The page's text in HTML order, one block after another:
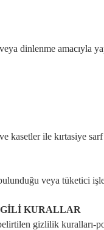
dinlenme amacıyla
ile kırtasiye
veya tüketici
KURALLAR
gizlilik kuralları-